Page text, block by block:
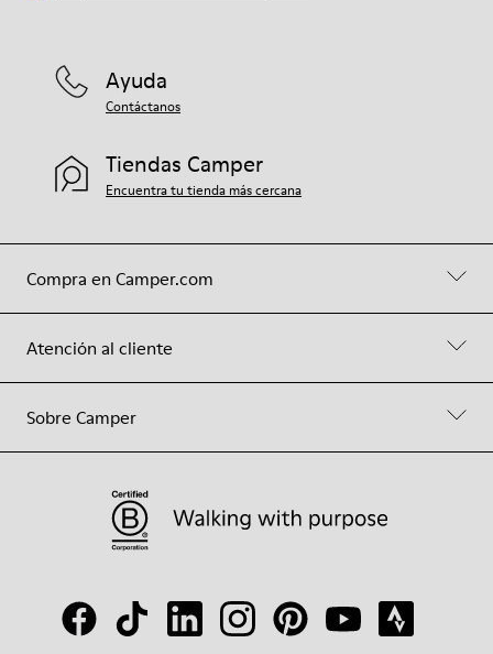
Compra en Camper.com
Atención al cliente
Sobre Camper
Ayuda
Contáctanos
Tiendas Camper
Encuentra tu tienda más cercana